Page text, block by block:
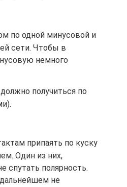
по одной минусовой и
сети. Чтобы в
немного
получиться по
припаять по куску
Один из них,
спутать полярность.
не